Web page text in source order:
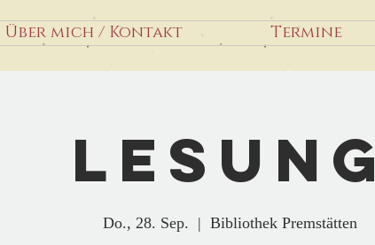
Über mich / Kontakt Termine
Lesung
Do., 28. Sep.
  |
Bibliothek Premstätten